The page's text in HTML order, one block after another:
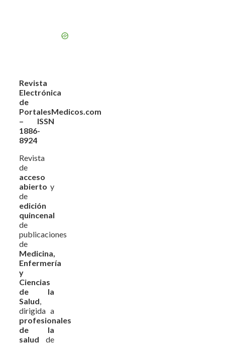
Revista
Electrónica
de
PortalesMedicos.com
– ISSN
1886-
8924
Revista
de
acceso
abierto y
de
edición
quincenal
de
publicaciones
de
Medicina,
Enfermería
y
Ciencias
de la
Salud
dirigida a
profesionales
de la
salud de